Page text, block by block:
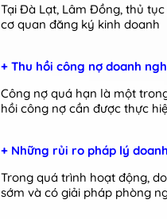
Tại Đà Lạt, Lâm Đồng, thủ
cơ quan đăng ký kinh doanh
+ Thu hồi công nợ doanh
Công nợ quá hạn là một
hồi công nợ cần được thực
+ Những rủi ro pháp lý
Trong quá trình hoạt động,
sớm và có giải pháp phòng